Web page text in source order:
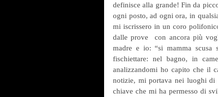
definisce alla grande! Fin da
ogni posto, ad ogni ora, in
mi iscrissero in un coro
dalle prove  con ancora più
madre e io: “si mamma scusa
fischiettare: nel bagno, in
analizzandomi ho capito che il
notizie, mi portava nei luoghi di
chiave che mi ha permesso di